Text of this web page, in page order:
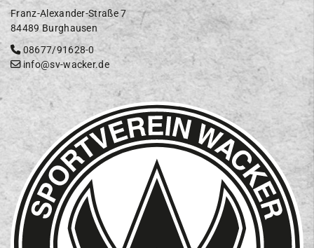
Franz-Alexander-Straße 7
84489 Burghausen
08677/91628-0
info@sv-wacker.de